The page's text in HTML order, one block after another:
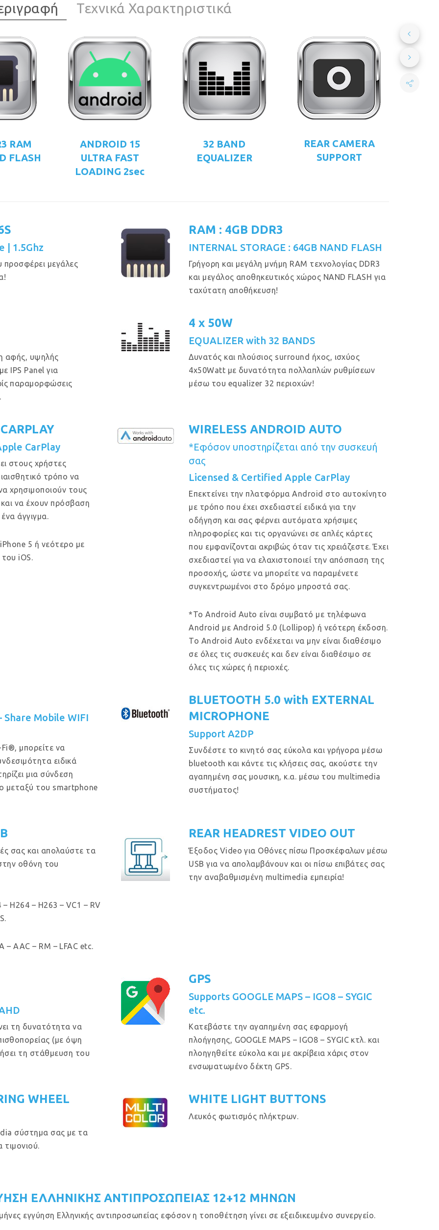
Τεχνικά Χαρακτηριστικά
RAM
FLASH
ANDROID 15
ULTRA FAST
LOADING 2sec
32 BAND
EQUALIZER
REAR CAMERA
SUPPORT
| 1.5Ghz
προσφέρει μεγάλες
RAM : 4GB DDR3
INTERNAL STORAGE : 64GB NAND FLASH
Γρήγορη και μεγάλη μνήμη RAM τεχνολογίας DDR3
και μεγάλος αποθηκευτικός χώρος NAND FLASH για
ταχύτατη αποθήκευση!
αφής, υψηλής
IPS Panel για
παραμορφώσεις
4 x 50W
EQUALIZER with 32 BANDS
Δυνατός και πλούσιος surround ήχος, ισχύος
4x50Watt με δυνατότητα πολλαπλών ρυθμίσεων
μέσω του equalizer 32 περιοχών!
CarPlay
στους χρήστες
τρόπο να
χρησιμοποιούν τους
να έχουν πρόσβαση
άγγιγμα.
5 ή νεότερο με
iOS.
WIRELESS ANDROID AUTO
*Εφόσον υποστηρίζεται από την συσκευή
σας
Licensed & Certified Apple CarPlay
Επεκτείνει την πλατφόρμα Android στο αυτοκίνητο
με τρόπο που έχει σχεδιαστεί ειδικά για την
οδήγηση και σας φέρνει αυτόματα χρήσιμες
πληροφορίες και τις οργανώνει σε απλές κάρτες
που εμφανίζονται ακριβώς όταν τις χρειάζεστε. Έχει
σχεδιαστεί για να ελαχιστοποιεί την απόσπαση της
προσοχής, ώστε να μπορείτε να παραμένετε
συγκεντρωμένοι στο δρόμο μπροστά σας.
*Το Android Auto είναι συμβατό με τηλέφωνα
Android με Android 5.0 (Lollipop) ή νεότερη έκδοση.
Το Android Auto ενδέχεται να μην είναι διαθέσιμο
σε όλες τις συσκευές και δεν είναι διαθέσιμο σε
όλες τις χώρες ή περιοχές.
Share Mobile WIFI
μπορείτε να
ειδικά
μια σύνδεση
μεταξύ του smartphone
BLUETOOTH 5.0 with EXTERNAL
MICROPHONE
Support A2DP
Συνδέστε το κινητό σας εύκολα και γρήγορα μέσω
bluetooth και κάντε τις κλήσεις σας, ακούστε την
αγαπημένη σας μουσικη, κ.α. μέσω του multimedia
συστήματος!
σας και απολαύστε τα
οθόνη του
H264 – H263 – VC1 – RV
AAC – RM – LFAC etc.
REAR HEADREST VIDEO OUT
Έξοδος Video για Οθόνες πίσω Προσκέφαλων μέσω
USB για να απολαμβάνουν και οι πίσω επιβάτες σας
την αναβαθμισμένη multimedia εμπειρία!
τη δυνατότητα να
(με όψη
τη στάθμευση του
GPS
Supports GOOGLE MAPS – IGO8 – SYGIC
etc.
Κατεβάστε την αγαπημένη σας εφαρμογή
πλοήγησης, GOOGLE MAPS – IGO8 – SYGIC κτλ. και
πλοηγηθείτε εύκολα και με ακρίβεια χάρις στον
ενσωματωμένο δέκτη GPS.
WHEEL
σύστημα σας με τα
τιμονιού.
WHITE LIGHT BUTTONS
Λευκός φωτισμός πλήκτρων.
ΕΛΛΗΝΙΚΗΣ ΑΝΤΙΠΡΟΣΩΠΕΙΑΣ 12+12 ΜΗΝΩΝ
εγγύηση Ελληνικής αντιπροσωπείας εφόσον η τοποθέτηση γίνει σε εξειδικευμένο συνεργείο.